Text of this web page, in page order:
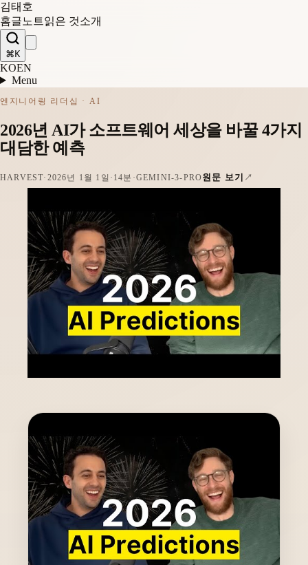
김태호
홈글 노트읽은 것소개
⌘K
KOEN
Menu
엔지니어링 리더십 · AI
2026년 AI가 소프트웨어 세상을 바꿀 4가지
대담한 예측
HARVEST· 2026년 1월 1일 · 14분 ·GEMINI-3-PRO 원문 보기